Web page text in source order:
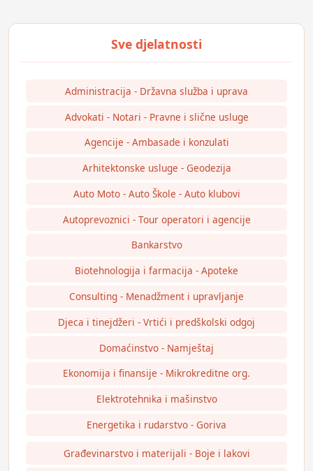
Administracija - Državna služba i uprava
Advokati - Notari - Pravne i slične usluge
Agencije - Ambasade i konzulati
Arhitektonske usluge - Geodezija
Auto Moto - Auto Škole - Auto klubovi
Autoprevoznici - Tour operatori i agencije
Bankarstvo
Biotehnologija i farmacija - Apoteke
Consulting - Menadžment i upravljanje
Djeca i tinejdžeri - Vrtići i predškolski odgoj
Domaćinstvo - Namještaj
Ekonomija i finansije - Mikrokreditne org.
Elektrotehnika i mašinstvo
Energetika i rudarstvo - Goriva
Građevinarstvo i materijali - Boje i lakovi